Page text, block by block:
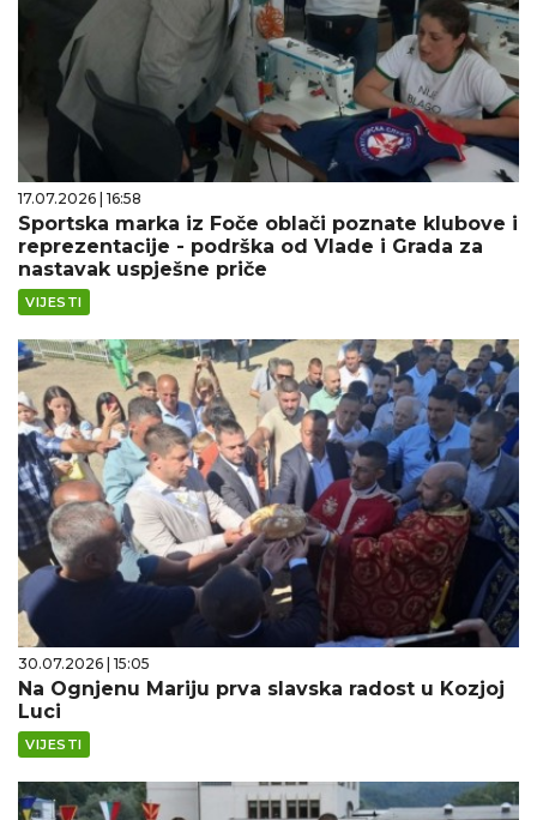
17.07.2026 | 16:58
Sportska marka iz Foče oblači poznate klubove i
reprezentacije - podrška od Vlade i Grada za
nastavak uspješne priče
VIJESTI
30.07.2026 | 15:05
Na Ognjenu Mariju prva slavska radost u Kozjoj
Luci
VIJESTI